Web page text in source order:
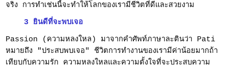
จริง การทำเช่นนี้จะทำให้โลกของเรามีชีวิตที่ดีและสวยงาม
3 ยินดีที่จะพบเจอ
Passion (ความหลงใหล) มาจากคำศัพท์ภาษาละตินว่า Pati
หมายถึง "ประสบพบเจอ" ชีวิตการทำงานของเรามีค่าน้อยมากถ้า
เทียบกับความรัก ความหลงใหลและความตั้งใจที่จะประสบความ